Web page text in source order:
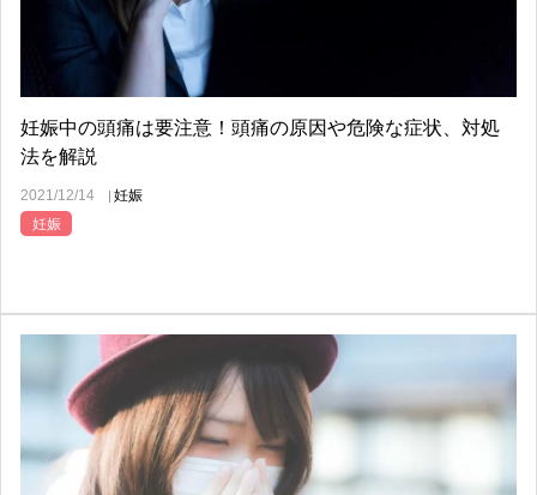
妊娠中の頭痛は要注意！頭痛の原因や危険な症状、対処
法を解説
2021/12/14
妊娠
妊娠